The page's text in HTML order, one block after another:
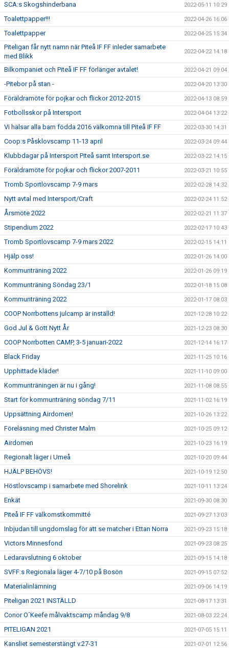
SCA:s Skogshinderbana 2022-05-11 10:29
Toalettpapper!!! 2022-04-26 16:06
Toalettpapper 2022-04-25 15:34
Piteligan får nytt namn när Piteå IF FF inleder samarbete
med Blikk
2022-04-22 14:18
Bilkompaniet och Piteå IF FF förlänger avtalet! 2022-04-21 09:04
-Pitebor på stan - 2022-04-20 13:30
Föräldramöte för pojkar och flickor 2012-2015 2022-04-13 08:59
Fotbollsskor på Intersport 2022-04-04 13:22
Vi hälsar alla barn födda 2016 välkomna till Piteå IF FF 2022-03-30 14:31
Coop:s Påsklovscamp 11-13 april 2022-03-24 09:44
Klubbdagar på Intersport Piteå samt Intersport.se 2022-03-22 14:15
Föräldramöte för pojkar och flickor 2007-2011 2022-03-21 10:55
Tromb Sportlovscamp 7-9 mars 2022-02-28 14:32
Nytt avtal med Intersport/Craft 2022-02-24 11:52
Årsmöte 2022 2022-02-21 11:37
Stipendium 2022 2022-02-17 10:43
Tromb Sportlovscamp 7-9 mars 2022 2022-02-15 14:11
Hjälp oss! 2022-01-26 14:00
Kommunträning 2022 2022-01-26 09:19
Kommunträning Söndag 23/1 2022-01-18 15:08
Kommunträning 2022 2022-01-17 08:03
COOP Norrbottens julcamp är inställd! 2021-12-28 10:22
God Jul & Gott Nytt År 2021-12-23 08:30
COOP Norrbotten CAMP, 3-5 januari-2022 2021-12-14 16:17
Black Friday 2021-11-25 10:16
Upphittade kläder! 2021-11-10 09:00
Kommunträningen är nu i gång! 2021-11-08 08:55
Start för kommunträning söndag 7/11 2021-11-02 16:19
Uppsättning Airdomen! 2021-10-26 13:22
Föreläsning med Christer Malm 2021-10-25 09:12
Airdomen 2021-10-23 16:19
Regionalt läger i Umeå 2021-10-20 09:44
HJÄLP BEHÖVS! 2021-10-19 12:50
Höstlovscamp i samarbete med Shorelink 2021-10-11 13:24
Enkät 2021-09-30 08:30
Piteå IF FF välkomstkommitté 2021-09-27 13:03
Inbjudan till ungdomslag för att se matcher i Ettan Norra 2021-09-23 15:18
Victors Minnesfond 2021-09-23 08:25
Ledaravslutning 6 oktober 2021-09-15 14:18
SVFF:s Regionala läger 4-7/10 på Bosön 2021-09-15 07:52
Materialinlämning 2021-09-06 14:19
Piteligan 2021 INSTÄLLD 2021-08-17 13:31
Conor O´Keefe målvaktscamp måndag 9/8 2021-08-03 22:24
PITELIGAN 2021 2021-07-05 15:11
Kansliet semesterstängt v.27-31 2021-07-01 12:56